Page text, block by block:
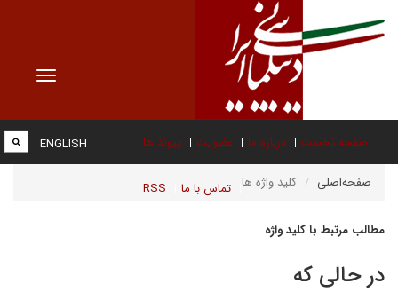
Toggle
صفحه نخست درباره ما عضویت پیوند ها
تماس با ما RSS
ENGLISH
صفحه‌اصلی کلید واژه ها
مطالب مرتبط با کلید واژه
در حالی که